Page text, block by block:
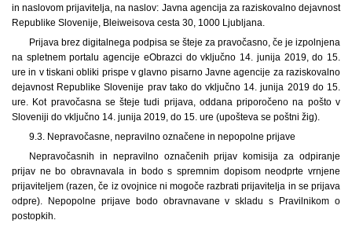
in naslovom prijavitelja, na naslov: Javna agencija za raziskovalno dejavnost
Republike Slovenije, Bleiweisova cesta 30, 1000 Ljubljana.
Prijava brez digitalnega podpisa se šteje za pravočasno, če je izpolnjena
na spletnem portalu agencije eObrazci do vključno 14. junija 2019, do 15.
ure in v tiskani obliki prispe v glavno pisarno Javne agencije za raziskovalno
dejavnost Republike Slovenije prav tako do vključno 14. junija 2019 do 15.
ure. Kot pravočasna se šteje tudi prijava, oddana priporočeno na pošto v
Sloveniji do vključno 14. junija 2019, do 15. ure (upošteva se poštni žig).
9.3. Nepravočasne, nepravilno označene in nepopolne prijave
Nepravočasnih in nepravilno označenih prijav komisija za odpiranje
prijav ne bo obravnavala in bodo s spremnim dopisom neodprte vrnjene
prijaviteljem (razen, če iz ovojnice ni mogoče razbrati prijavitelja in se prijava
odpre). Nepopolne prijave bodo obravnavane v skladu s Pravilnikom o
postopkih.